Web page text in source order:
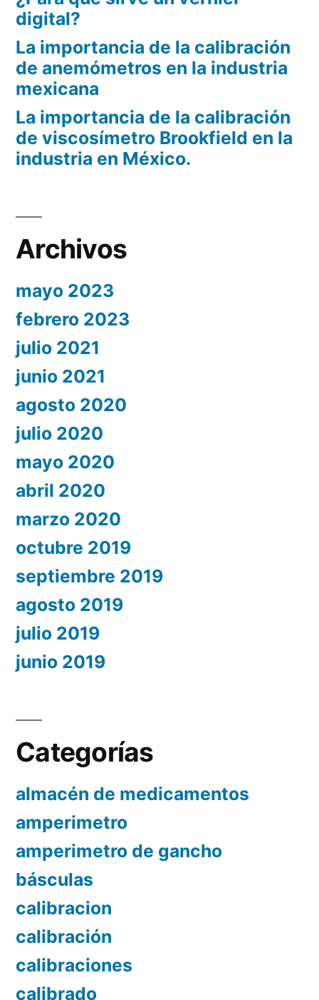
digital?
La importancia de la calibración
de anemómetros en la industria
mexicana
La importancia de la calibración
de viscosímetro Brookfield en la
industria en México.
Archivos
mayo 2023
febrero 2023
julio 2021
junio 2021
agosto 2020
julio 2020
mayo 2020
abril 2020
marzo 2020
octubre 2019
septiembre 2019
agosto 2019
julio 2019
junio 2019
Categorías
almacén de medicamentos
amperimetro
amperimetro de gancho
básculas
calibracion
calibración
calibraciones
calibrado